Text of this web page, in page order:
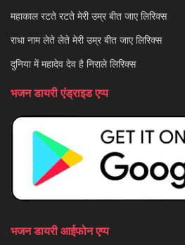
महाकाल रटते रटते मेरी उम्र बीत जाए लिरिक्स
राधा नाम लेते लेते मेरी उम्र बीत जाए लिरिक्स
दुनिया में महादेव देव है निराले लिरिक्स
भजन डायरी एंड्राइड एप्प
भजन डायरी आईफोन एप्प